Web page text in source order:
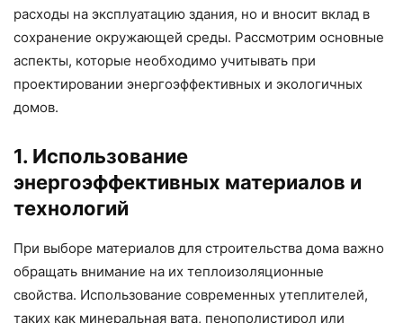
расходы на эксплуатацию здания, но и вносит вклад в
сохранение окружающей среды. Рассмотрим основные
аспекты, которые необходимо учитывать при
проектировании энергоэффективных и экологичных
домов.
1. Использование
энергоэффективных материалов и
технологий
При выборе материалов для строительства дома важно
обращать внимание на их теплоизоляционные
свойства. Использование современных утеплителей,
таких как минеральная вата, пенополистирол или